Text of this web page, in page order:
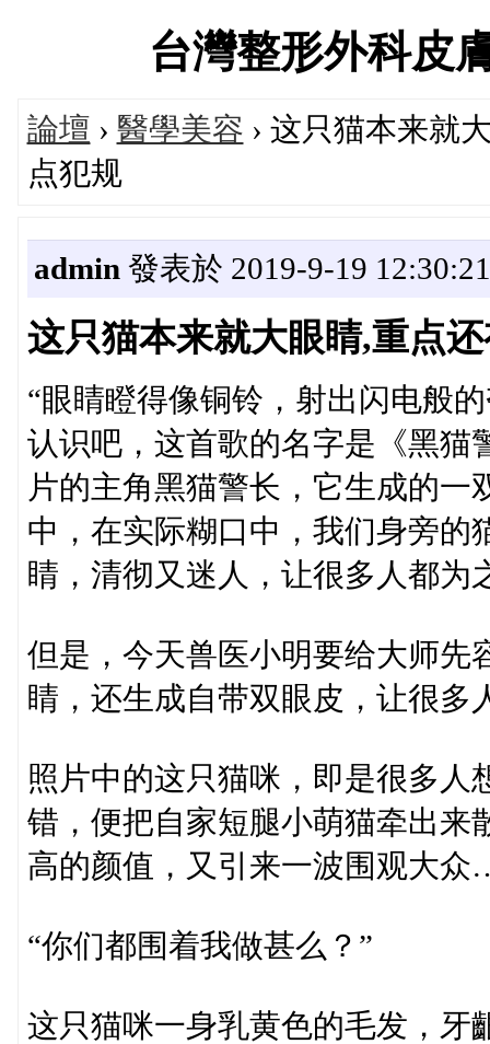
台灣整形外科皮
論壇 › 醫學美容 › 这只猫本来就
点犯规
admin 發表於 2019-9-19 12:30:21
这只猫本来就大眼睛,重点
“眼睛瞪得像铜铃，射出闪电般
认识吧，这首歌的名字是《黑猫
片的主角黑猫警长，它生成的
中，在实际糊口中，我们身旁的
睛，清彻又迷人，让很多人都
但是，今天兽医小明要给大师先
睛，还生成自带双眼皮，让很多
照片中的这只猫咪，即是很多人
错，便把自家短腿小萌猫牵出来
高的颜值，又引来一波围观大
“你们都围着我做甚么？”
这只猫咪一身乳黄色的毛发，牙